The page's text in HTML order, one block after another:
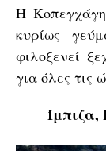
Η
κυρίως
φιλοξενεί
για όλες τις
Ίμπιζα,